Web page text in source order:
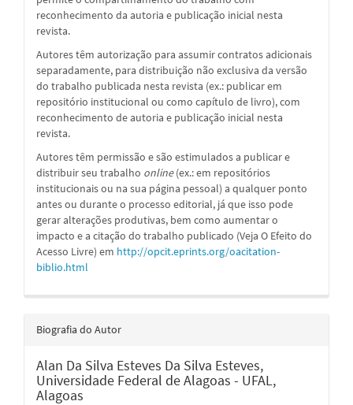
reconhecimento da autoria e publicação inicial nesta
revista.
Autores têm autorização para assumir contratos adicionais
separadamente, para distribuição não exclusiva da versão
do trabalho publicada nesta revista (ex.: publicar em
repositório institucional ou como capítulo de livro), com
reconhecimento de autoria e publicação inicial nesta
revista.
Autores têm permissão e são estimulados a publicar e
distribuir seu trabalho online(ex.: em repositórios
institucionais ou na sua página pessoal) a qualquer ponto
antes ou durante o processo editorial, já que isso pode
gerar alterações produtivas, bem como aumentar o
impacto e a citação do trabalho publicado (Veja O Efeito do
Acesso Livre) em http://opcit.eprints.org/oacitation-
biblio.html
Biografia do Autor
Alan Da Silva Esteves Da Silva Esteves,
Universidade Federal de Alagoas - UFAL,
Alagoas